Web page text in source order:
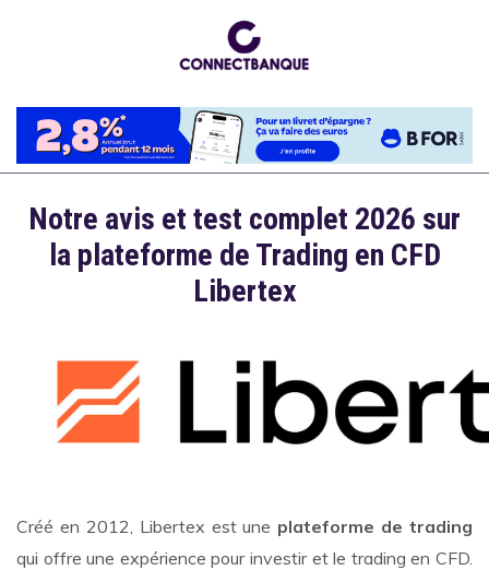
principal
Notre avis et test complet 2026 sur
la plateforme de Trading en CFD
Libertex
Créé en 2012, Libertex est une plateforme de trading
qui offre une expérience pour investir et le trading en CFD.